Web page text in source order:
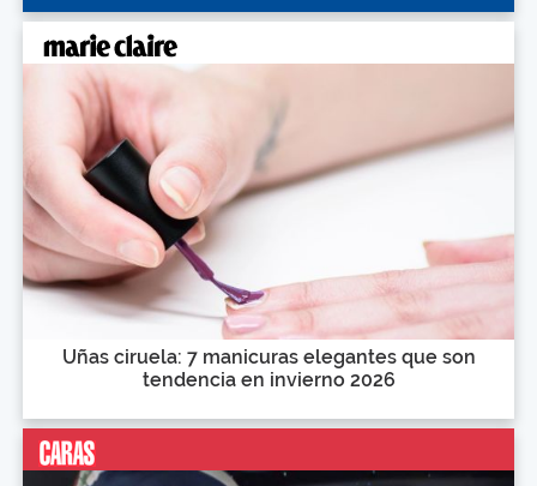
Uñas ciruela: 7 manicuras elegantes que son
tendencia en invierno 2026